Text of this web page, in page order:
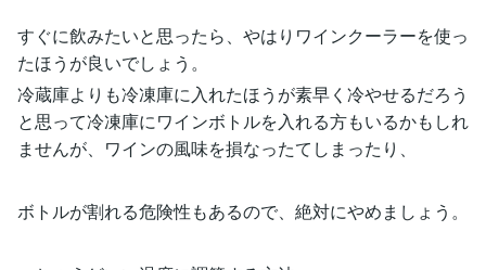
すぐに飲みたいと思ったら、やはりワインクーラーを使っ
たほうが良いでしょう。
冷蔵庫よりも冷凍庫に入れたほうが素早く冷やせるだろう
と思って冷凍庫にワインボトルを入れる方もいるかもしれ
ませんが、ワインの風味を損なったてしまったり、
ボトルが割れる危険性もあるので、絶対にやめましょう。